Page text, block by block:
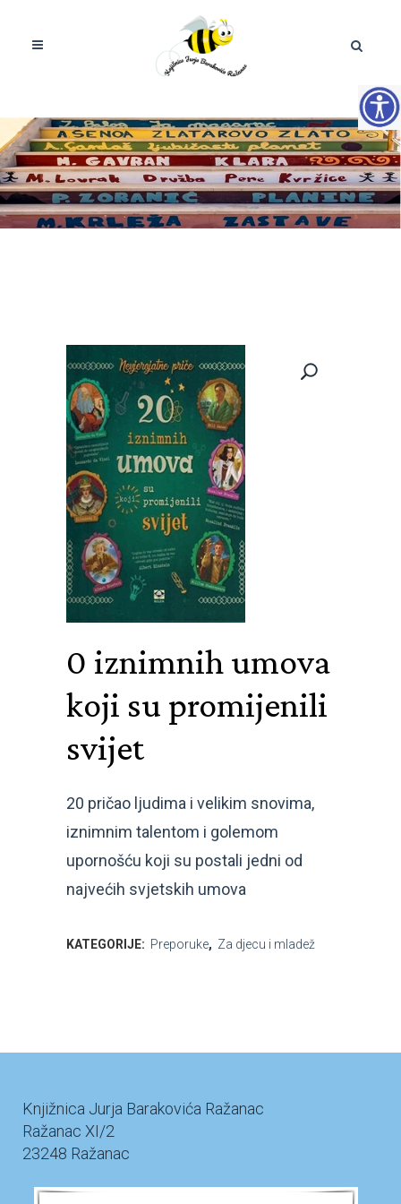
0 iznimnih umova
koji su promijenili
svijet
20 pričao ljudima i velikim snovima,
iznimnim talentom i golemom
upornošću koji su postali jedni od
najvećih svjetskih umova
KATEGORIJE: Preporuke, Za djecu i mladež
Knjižnica Jurja Barakovića Ražanac
Ražanac XI/2
23248 Ražanac